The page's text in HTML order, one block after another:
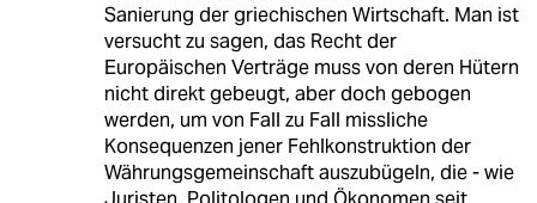
Sanierung der griechischen Wirtschaft. Man ist
versucht zu sagen, das Recht der
Europäischen Verträge muss von deren Hütern
nicht direkt gebeugt, aber doch gebogen
werden, um von Fall zu Fall missliche
Konsequenzen jener Fehlkonstruktion der
Währungsgemeinschaft auszubügeln, die - wie